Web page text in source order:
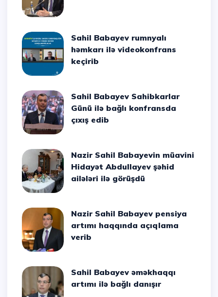
Sahil Babayev rumnyalı
həmkarı ilə videokonfrans
keçirib
Sahil Babayev Sahibkarlar
Günü ilə bağlı konfransda
çıxış edib
Nazir Sahil Babayevin müavini
Hidayət Abdullayev şəhid
ailələri ilə görüşdü
Nazir Sahil Babayev pensiya
artımı haqqında açıqlama
verib
Sahil Babayev əməkhaqqı
artımı ilə bağlı danışır